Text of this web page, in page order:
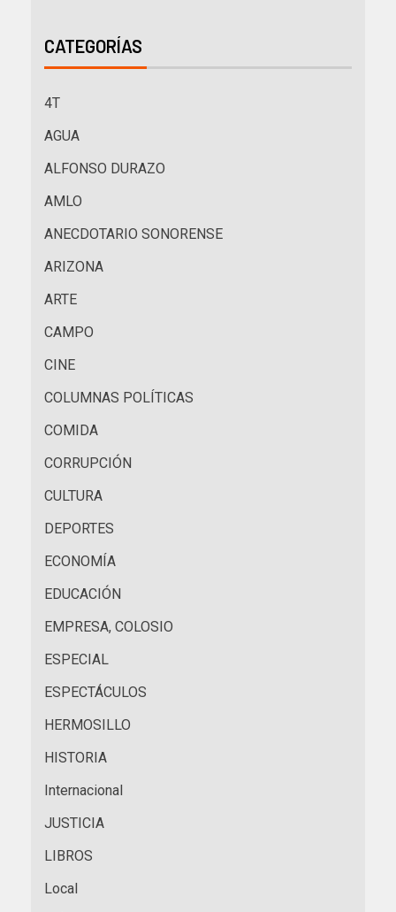
CATEGORÍAS
4T
AGUA
ALFONSO DURAZO
AMLO
ANECDOTARIO SONORENSE
ARIZONA
ARTE
CAMPO
CINE
COLUMNAS POLÍTICAS
COMIDA
CORRUPCIÓN
CULTURA
DEPORTES
ECONOMÍA
EDUCACIÓN
EMPRESA, COLOSIO
ESPECIAL
ESPECTÁCULOS
HERMOSILLO
HISTORIA
Internacional
JUSTICIA
LIBROS
Local